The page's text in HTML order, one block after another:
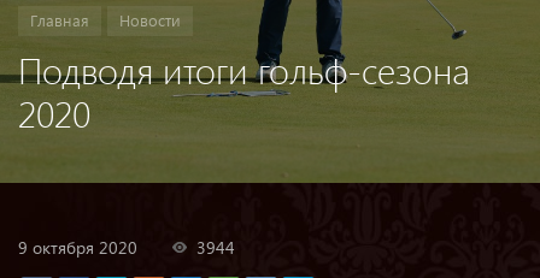
Главная Новости
Подводя итоги гольф-сезона
2020
9 октября 2020 3944